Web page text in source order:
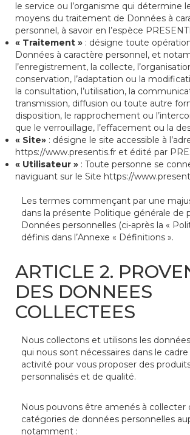
le service ou l’organisme qui détermine
moyens du traitement de Données à
personnel, à savoir en l’espèce
« Traitement » : désigne toute
Données à caractère personnel, et
l’enregistrement, la collecte,
conservation, l’adaptation ou la
la consultation, l’utilisation, la
transmission, diffusion ou toute autre
disposition, le rapprochement ou
que le verrouillage, l’effacement ou la
« Site» : désigne le site accessible à
https://www.presentis.fr et édité par
« Utilisateur » : Toute personne se
naviguant sur le Site https://
Les termes commençant par une
dans la présente Politique générale de
Données personnelles (ci-après la «
définis dans l’Annexe « Définitions ».
ARTICLE 2.
DES DONNEES
COLLECTEES
Nous collectons et utilisons les
qui nous sont nécessaires dans le
activité pour vous proposer des
personnalisés et de qualité.
Nous pouvons être amenés à collecter
catégories de données personnelles
notamment :